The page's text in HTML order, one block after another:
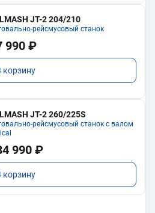
JT-2 204/210
рейсмусовый станок
990 ₽
корзину
JT-2 260/225S
рейсмусовый станок с валом
990 ₽
корзину